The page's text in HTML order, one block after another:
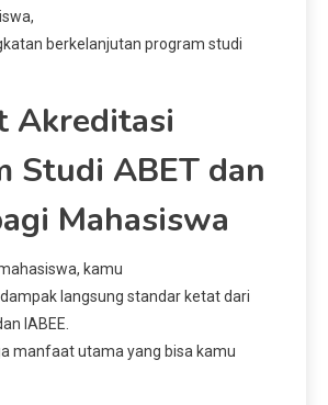
berkelanjutan program studi
Akreditasi
Studi ABET dan
Mahasiswa
kamu
langsung standar ketat dari
IABEE.
manfaat utama yang bisa kamu